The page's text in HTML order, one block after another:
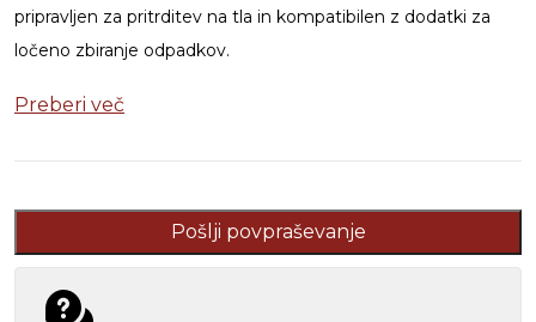
pripravljen za pritrditev na tla in kompatibilen z dodatki za
ločeno zbiranje odpadkov.
Preberi več
Pošlji povpraševanje